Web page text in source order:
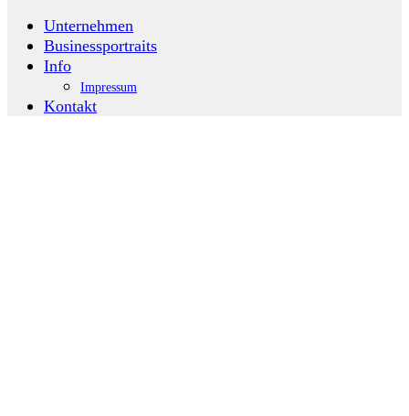
Unternehmen
Businessportraits
Info
Impressum
Kontakt